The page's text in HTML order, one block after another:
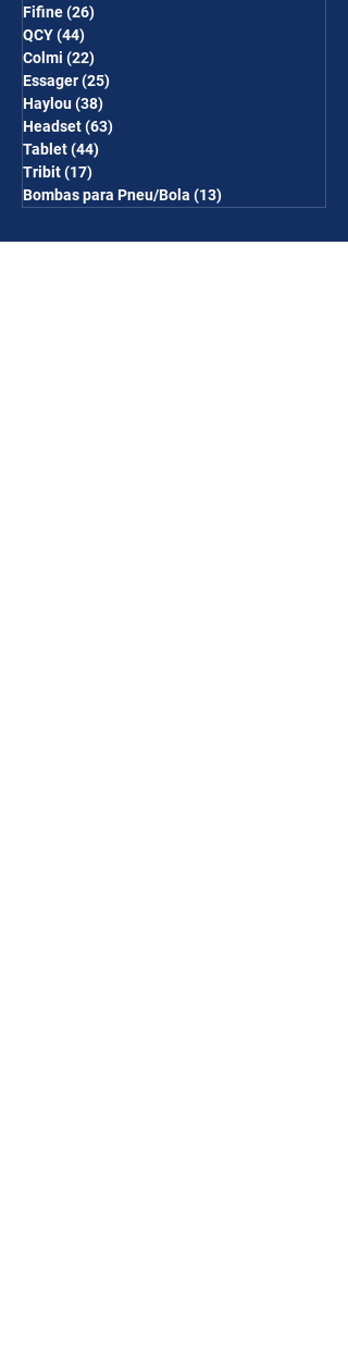
Fifine(26)
QCY(44)
Colmi (22)
Essager(25)
Haylou(38)
Headset(63)
Tablet(44)
Tribit(17)
Bombas para Pneu/Bola (13)